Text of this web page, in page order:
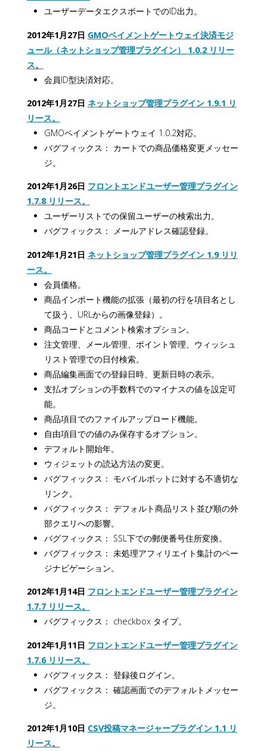
ユーザーデータエクスポートでのID出力。
2012年1月27日 GMOペイメントゲートウェイ決済モジ
ュール（ネットショップ管理プラグイン） 1.0.2 リリー
ス。
会員ID型決済対応。
2012年1月27日 ネットショップ管理プラグイン 1.9.1 リ
リース。
GMOペイメントゲートウェイ 1.0.2対応。
バグフィックス： カートでの商品価格変更メッセー
ジ。
2012年1月26日 フロントエンドユーザー管理プラグイン
1.7.8 リリース。
ユーザーリストでの保留ユーザーの検索出力。
バグフィックス： メールアドレス確認登録。
2012年1月21日 ネットショップ管理プラグイン 1.9 リリ
ース。
会員価格。
商品インポート機能の拡張（最初の行を項目名とし
て扱う、URLからの画像登録）。
商品コードとコメント検索オプション。
注文管理、メール管理、ポイント管理、ウィッシュ
リスト管理での日付検索。
商品編集画面での登録日時、更新日時の表示。
支払オプションの手数料でのマイナスの値を設定可
能。
商品項目でのファイルアップロード機能。
自由項目での値のみ保存するオプション。
デフォルト開始年。
ウィジェットの読込方法の変更。
バグフィックス： モバイルボットに対する不適切な
リンク。
バグフィックス： デフォルト商品リスト並び順の外
部クエリへの影響。
バグフィックス： SSL下での郵便番号住所変換。
バグフィックス： 未処理アフィリエイト集計のペー
ジナビゲーション。
2012年1月14日 フロントエンドユーザー管理プラグイン
1.7.7 リリース。
バグフィックス： checkbox タイプ。
2012年1月11日 フロントエンドユーザー管理プラグイン
1.7.6 リリース。
バグフィックス： 登録後ログイン。
バグフィックス： 確認画面でのデフォルトメッセー
ジ。
2012年1月10日 CSV投稿マネージャープラグイン 1.1 リ
リース。